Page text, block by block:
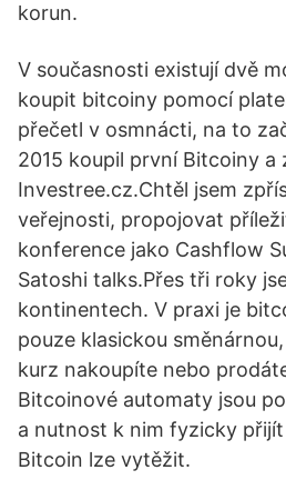
korun.
V současnosti existují dvě
koupit bitcoiny pomocí
přečetl v osmnácti, na to
2015 koupil první Bitcoiny a
Investree.cz.Chtěl jsem
veřejnosti, propojovat
konference jako Cashflow
Satoshi talks.Přes tři roky
kontinentech. V praxi je
pouze klasickou
kurz nakoupíte nebo
Bitcoinové automaty jsou
a nutnost k nim fyzicky
Bitcoin lze vytěžit.